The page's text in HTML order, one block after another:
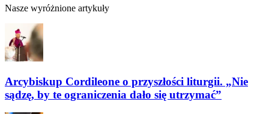
Nasze wyróżnione artykuły
Arcybiskup Cordileone o przyszłości liturgii. „Nie
sądzę, by te ograniczenia dało się utrzymać”